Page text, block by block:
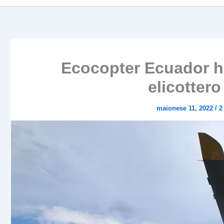
Ecocopter Ecuador
elicottero
maionese 11, 2022 / 2